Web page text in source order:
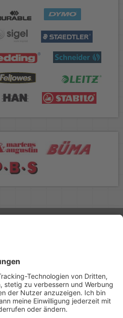
GmbH